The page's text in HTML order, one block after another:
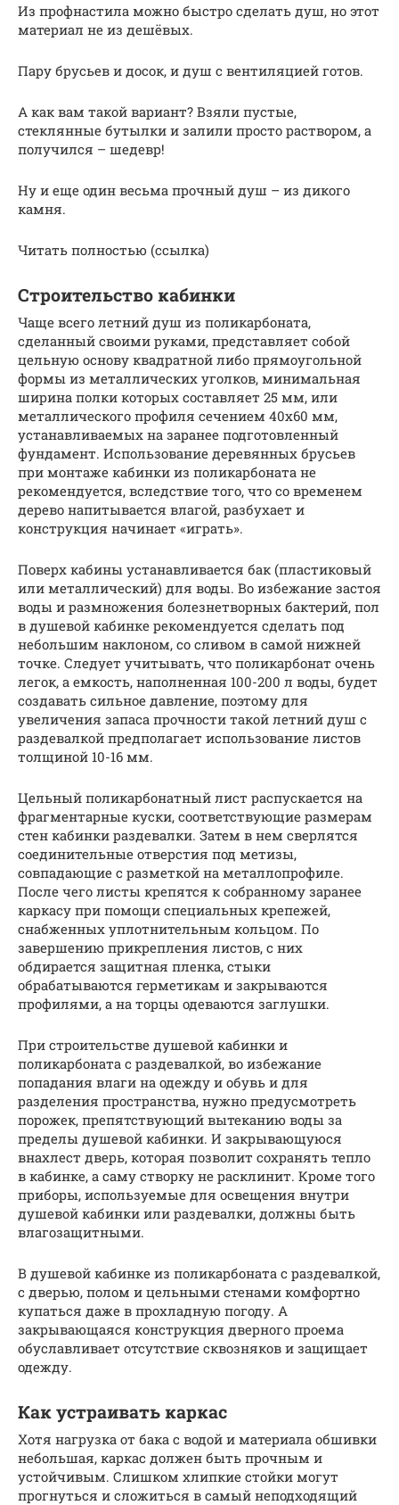
Из профнастила можно быстро сделать душ, но этот
материал не из дешёвых.
Пару брусьев и досок, и душ с вентиляцией готов.
А как вам такой вариант? Взяли пустые,
стеклянные бутылки и залили просто раствором, а
получился – шедевр!
Ну и еще один весьма прочный душ – из дикого
камня.
Читать полностью (ссылка)
Строительство кабинки
Чаще всего летний душ из поликарбоната,
сделанный своими руками, представляет собой
цельную основу квадратной либо прямоугольной
формы из металлических уголков, минимальная
ширина полки которых составляет 25 мм, или
металлического профиля сечением 40х60 мм,
устанавливаемых на заранее подготовленный
фундамент. Использование деревянных брусьев
при монтаже кабинки из поликарбоната не
рекомендуется, вследствие того, что со временем
дерево напитывается влагой, разбухает и
конструкция начинает «играть».
Поверх кабины устанавливается бак (пластиковый
или металлический) для воды. Во избежание застоя
воды и размножения болезнетворных бактерий, пол
в душевой кабинке рекомендуется сделать под
небольшим наклоном, со сливом в самой нижней
точке. Следует учитывать, что поликарбонат очень
легок, а емкость, наполненная 100-200 л воды, будет
создавать сильное давление, поэтому для
увеличения запаса прочности такой летний душ с
раздевалкой предполагает использование листов
толщиной 10-16 мм.
Цельный поликарбонатный лист распускается на
фрагментарные куски, соответствующие размерам
стен кабинки раздевалки. Затем в нем сверлятся
соединительные отверстия под метизы,
совпадающие с разметкой на металлопрофиле.
После чего листы крепятся к собранному заранее
каркасу при помощи специальных крепежей,
снабженных уплотнительным кольцом. По
завершению прикрепления листов, с них
обдирается защитная пленка, стыки
обрабатываются герметикам и закрываются
профилями, а на торцы одеваются заглушки.
При строительстве душевой кабинки и
поликарбоната с раздевалкой, во избежание
попадания влаги на одежду и обувь и для
разделения пространства, нужно предусмотреть
порожек, препятствующий вытеканию воды за
пределы душевой кабинки. И закрывающуюся
внахлест дверь, которая позволит сохранять тепло
в кабинке, а саму створку не расклинит. Кроме того
приборы, используемые для освещения внутри
душевой кабинки или раздевалки, должны быть
влагозащитными.
В душевой кабинке из поликарбоната с раздевалкой,
с дверью, полом и цельными стенами комфортно
купаться даже в прохладную погоду. А
закрывающаяся конструкция дверного проема
обуславливает отсутствие сквозняков и защищает
одежду.
Как устраивать каркас
Хотя нагрузка от бака с водой и материала обшивки
небольшая, каркас должен быть прочным и
устойчивым. Слишком хлипкие стойки могут
прогнуться и сложиться в самый неподходящий